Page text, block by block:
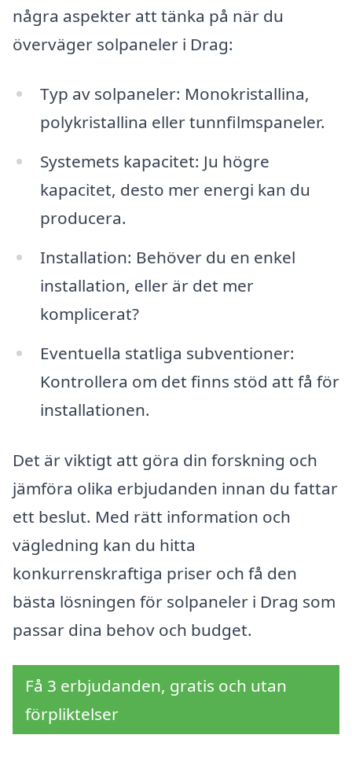
några aspekter att tänka på när du
överväger solpaneler i Drag:
Typ av solpaneler: Monokristallina,
polykristallina eller tunnfilmspaneler.
Systemets kapacitet: Ju högre
kapacitet, desto mer energi kan du
producera.
Installation: Behöver du en enkel
installation, eller är det mer
komplicerat?
Eventuella statliga subventioner:
Kontrollera om det finns stöd att få för
installationen.
Det är viktigt att göra din forskning och
jämföra olika erbjudanden innan du fattar
ett beslut. Med rätt information och
vägledning kan du hitta
konkurrenskraftiga priser och få den
bästa lösningen för solpaneler i Drag som
passar dina behov och budget.
Få 3 erbjudanden, gratis och utan
förpliktelser